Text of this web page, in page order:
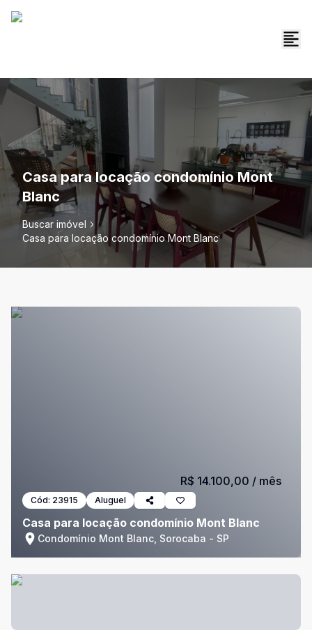
Casa para locação condomínio Mont
Blanc
Buscar imóvel
Casa para locação condomínio Mont Blanc
Cód: 23915 Aluguel
Casa para locação condomínio Mont Blanc
Condomínio Mont Blanc, Sorocaba - SP
R$ 14.100,00 / mês